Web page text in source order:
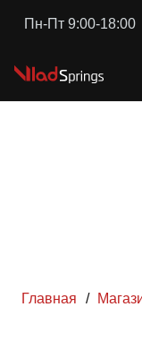
Пн-Пт 9:00-18:00
Главная /